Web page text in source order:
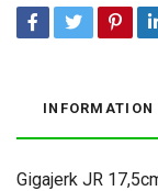
INFORMATION
Gigajerk JR